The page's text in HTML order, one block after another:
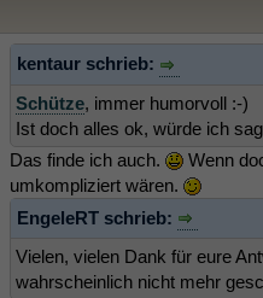
kentaur schrieb:
Schütze, immer humorvoll :-)
Ist doch alles ok, würde ich
Das finde ich auch.
Wenn
umkompliziert wären.
EngeleRT schrieb:
Vielen, vielen Dank für eure
wahrscheinlich nicht mehr